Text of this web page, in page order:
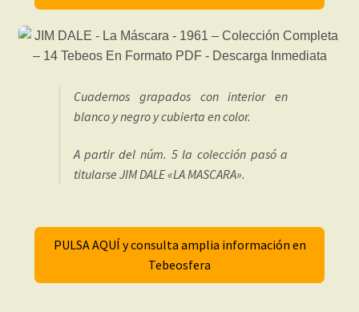
Cuadernos grapados con interior en
blanco y negro y cubierta en color.
A partir del núm. 5 la colección pasó a
titularse JIM DALE «LA MASCARA».
PULSA AQUÍ y consulta amplia información en
Tebeosfera